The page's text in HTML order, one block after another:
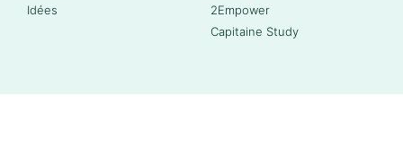
Idées
2Empower
Capitaine Study